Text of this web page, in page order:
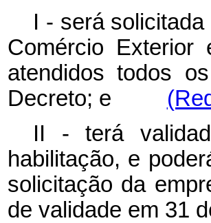
I - será
Comércio
atendidos todos
Decreto; e
II - terá
habilitação, e
solicitação da
de validade em 31